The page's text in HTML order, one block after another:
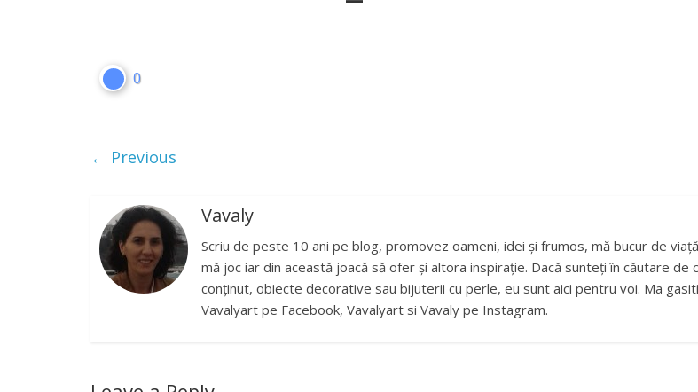
0
← Previous
Vavaly
Scriu de peste 10 ani pe blog, promovez oameni, idei și frumos, mă bucur de
mă joc iar din această joacă să ofer și altora inspirație. Dacă sunteți în căutare de
conținut, obiecte decorative sau bijuterii cu perle, eu sunt aici pentru voi. Ma
Vavalyart pe Facebook, Vavalyart si Vavaly pe Instagram.